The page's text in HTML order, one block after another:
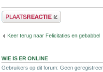
Plaats een reactie
Keer terug naar Felicitaties en gebabbel
WIE IS ER ONLINE
Gebruikers op dit forum: Geen